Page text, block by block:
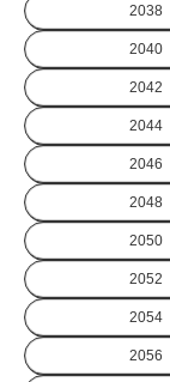
2038
2040
2042
2044
2046
2048
2050
2052
2054
2056